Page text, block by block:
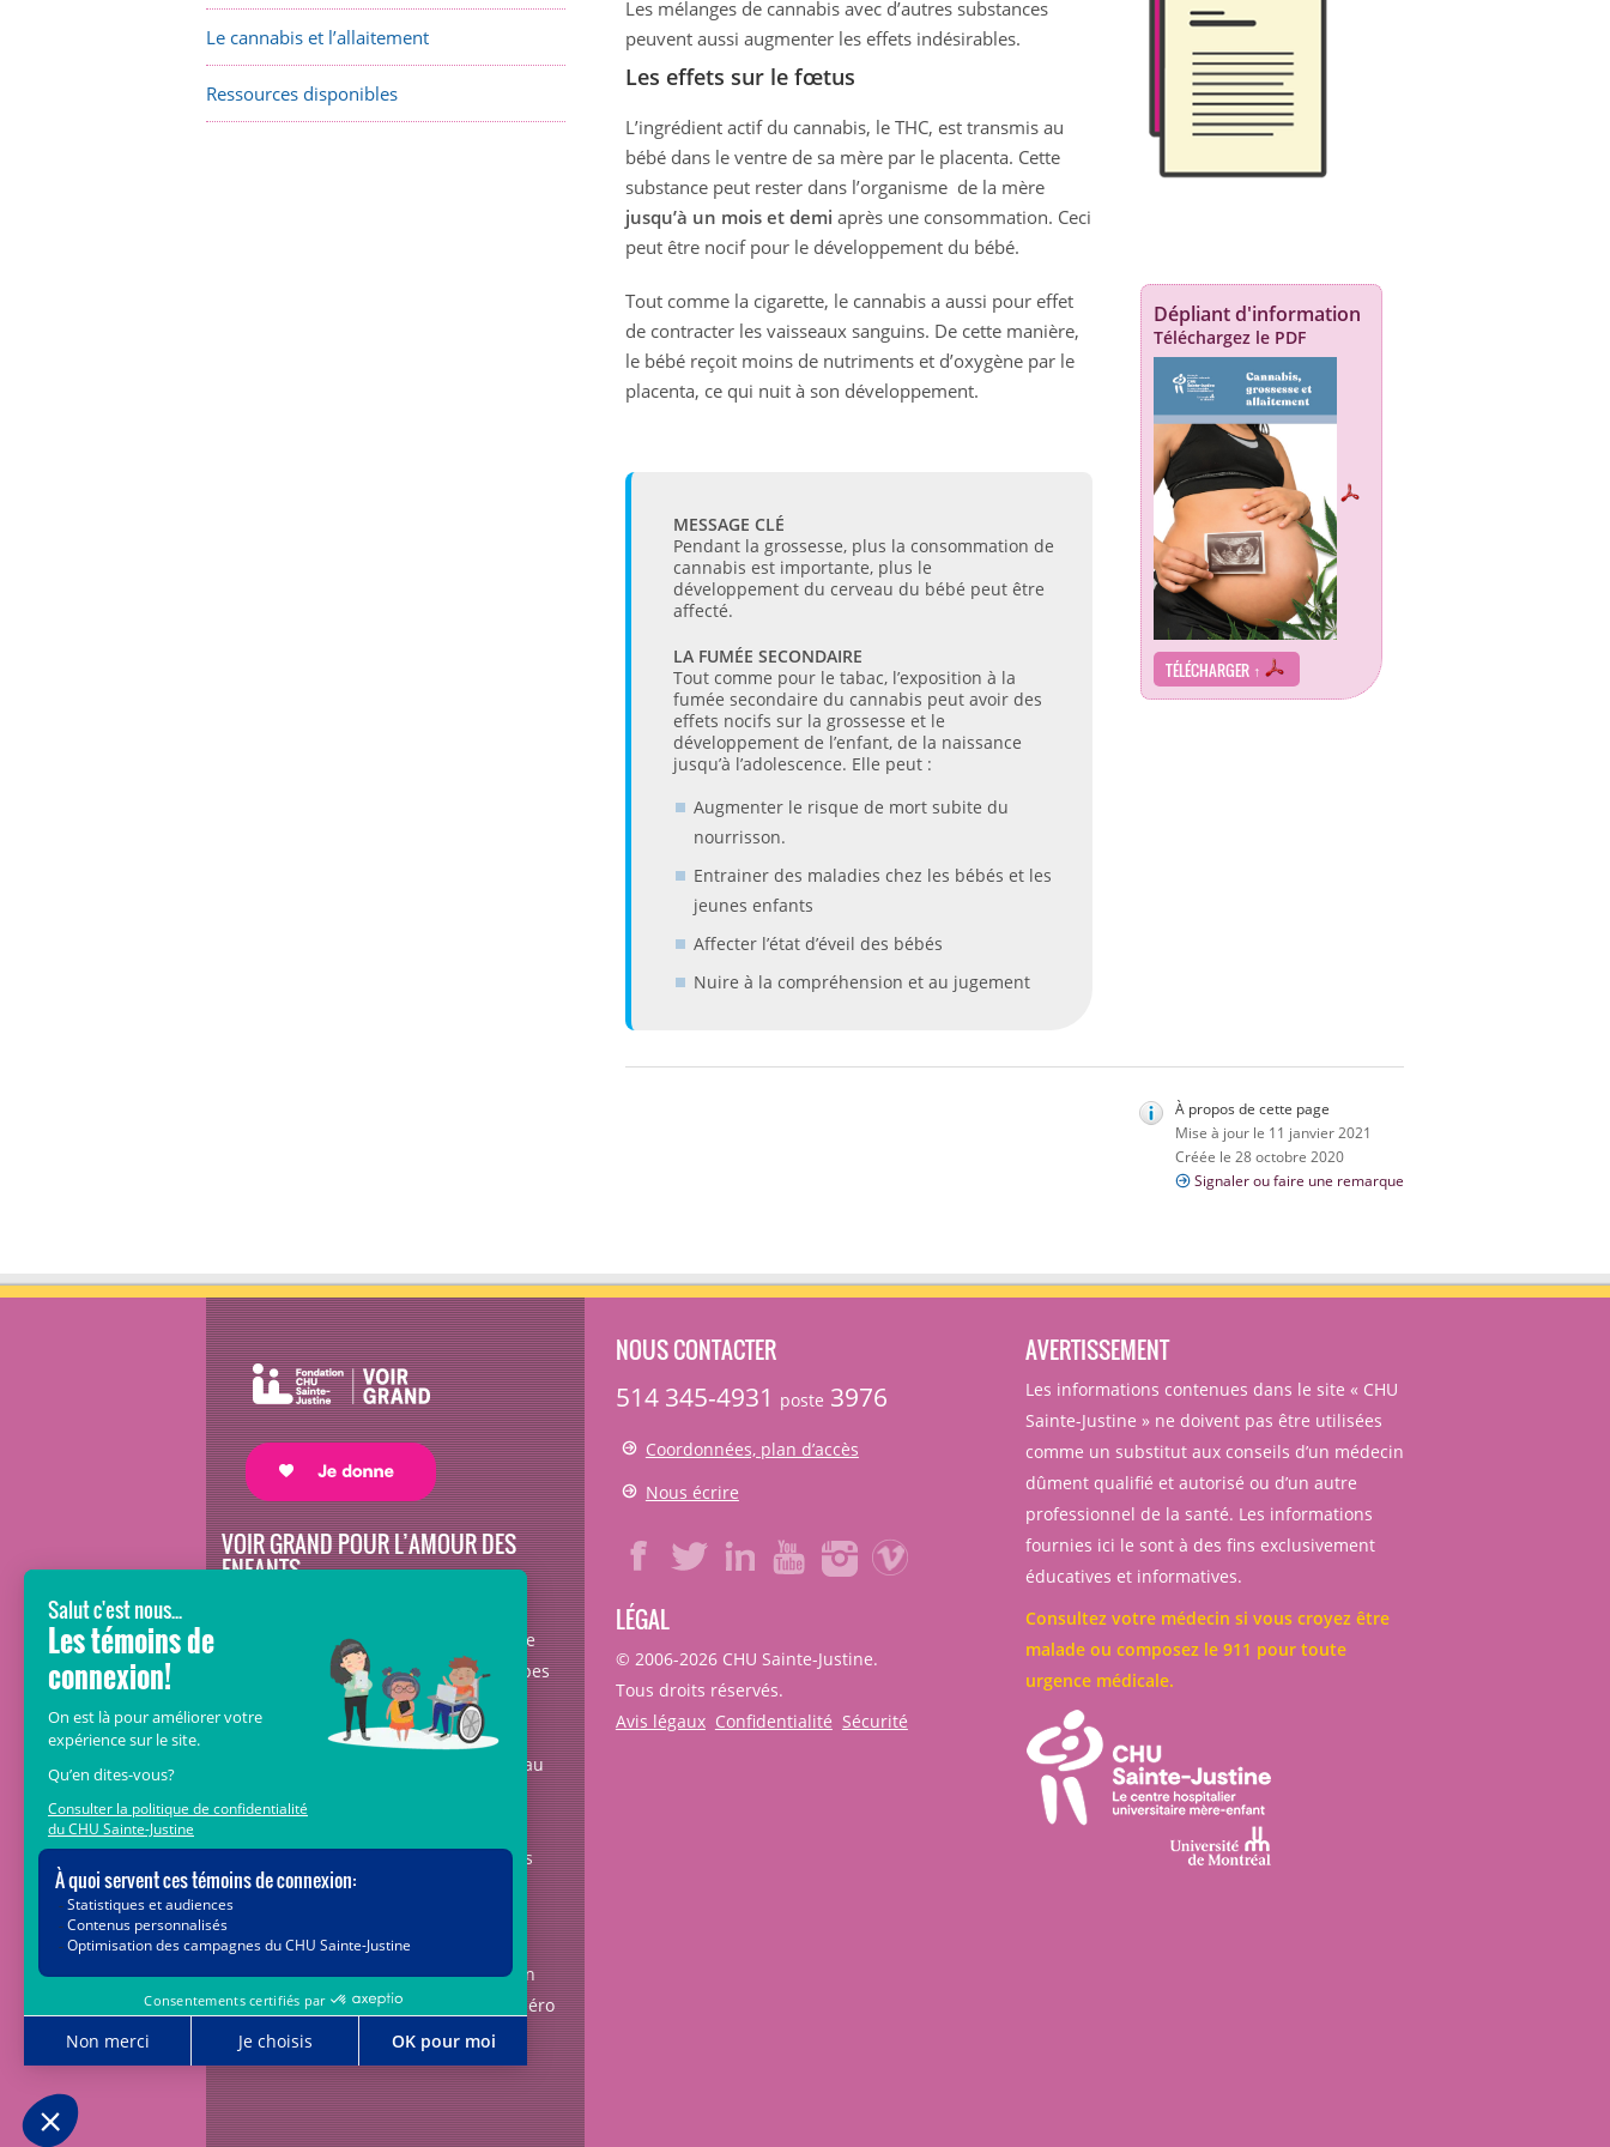
Le cannabis et l’allaitement
Ressources disponibles
Dépliant d'information
Téléchargez le PDF
TÉLÉCHARGER ↑
Les mélanges de cannabis avec d’autres substances
peuvent aussi augmenter les effets indésirables.
Les effets sur le fœtus
L’ingrédient actif du cannabis, le THC, est transmis au
bébé dans le ventre de sa mère par le placenta. Cette
substance peut rester dans l’organisme de la mère
jusqu’à un mois et demi après une consommation. Ceci
peut être nocif pour le développement du bébé.
Tout comme la cigarette, le cannabis a aussi pour effet
de contracter les vaisseaux sanguins. De cette manière,
le bébé reçoit moins de nutriments et d’oxygène par le
placenta, ce qui nuit à son développement.
MESSAGE CLÉ
Pendant la grossesse, plus la consommation de
cannabis est importante, plus le
développement du cerveau du bébé peut être
affecté.
LA FUMÉE SECONDAIRE
Tout comme pour le tabac, l’exposition à la
fumée secondaire du cannabis peut avoir des
effets nocifs sur la grossesse et le
développement de l’enfant, de la naissance
jusqu’à l’adolescence. Elle peut :
Augmenter le risque de mort subite du
nourrisson.
Entrainer des maladies chez les bébés et les
jeunes enfants
Affecter l’état d’éveil des bébés
Nuire à la compréhension et au jugement
À propos de cette page
Mise à jour le 11 janvier 2021
Créée le 28 octobre 2020
Signaler ou faire une remarque
VOIR GRAND POUR L’AMOUR DES
ENFANTS
vous au cœur de la campagne majeure
Voir Grand, nous conduisons les équipes
soignantes vers les opportunités de la
science et des nouvelles technologies
pour que chaque enfant, où qu’il soit au
Justine. Ensemble, unissons nos forces
pour leur avenir.
Merci de voir grand avec nous.
Vous pouvez également faire votre don
par la poste ou par téléphone au numéro
sans frais1-888-235-DONS (3667)
NOUS CONTACTER
514 345-4931 poste 3976
Coordonnées, plan d’accès
Nous écrire
LÉGAL
© 2006-2026CHU Sainte-Justine.
Tous droits réservés.
Avis légaux Confidentialité Sécurité
AVERTISSEMENT
Les informations contenues dans le site « CHU
Sainte-Justine » ne doivent pas être utilisées
comme un substitut aux conseils d’un médecin
dûment qualifié et autorisé ou d’un autre
professionnel de la santé. Les informations
fournies ici le sont à des fins exclusivement
éducatives et informatives.
Consultez votre médecin si vous croyez être
malade ou composez le 911 pour toute
urgence médicale.